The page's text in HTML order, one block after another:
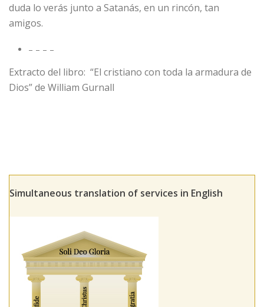
duda lo verás junto a Satanás, en un rincón, tan
amigos.
– – – –
Extracto del libro: “El cristiano con toda la armadura de
Dios” de William Gurnall
Simultaneous translation of services in English